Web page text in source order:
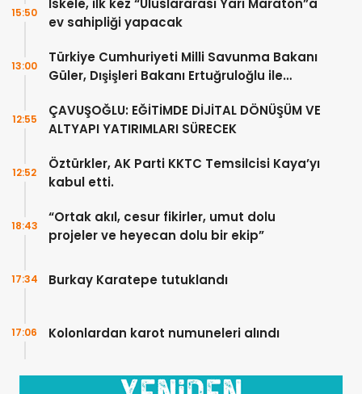
İskele, ilk kez “Uluslararası Yarı Maraton”a
ev sahipliği yapacak
15:50
Türkiye Cumhuriyeti Milli Savunma Bakanı
Güler, Dışişleri Bakanı Ertuğruloğlu ile
13:00
ÇAVUŞOĞLU: EĞİTİMDE DİJİTAL DÖNÜŞÜM VE
ALTYAPI YATIRIMLARI SÜRECEK
12:55
Öztürkler, AK Parti KKTC Temsilcisi Kaya’yı
kabul etti.
12:52
“Ortak akıl, cesur fikirler, umut dolu
projeler ve heyecan dolu bir ekip”
18:43
Burkay Karatepe tutuklandı
17:34
Kolonlardan karot numuneleri alındı
17:06